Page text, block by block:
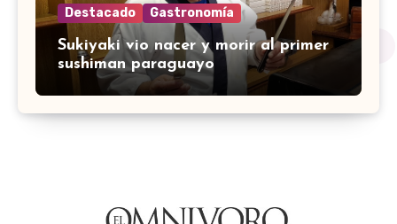
Destacado Gastronomía
Sukiyaki vio nacer y morir al primer
sushiman paraguayo